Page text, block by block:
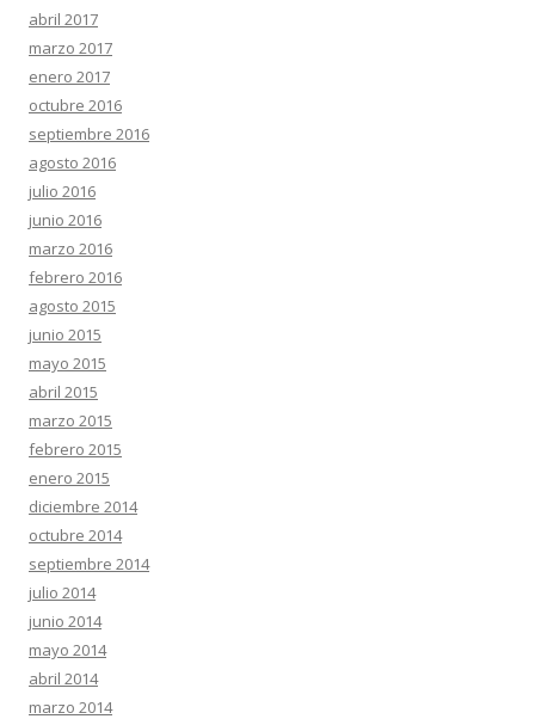
abril 2017
marzo 2017
enero 2017
octubre 2016
septiembre 2016
agosto 2016
julio 2016
junio 2016
marzo 2016
febrero 2016
agosto 2015
junio 2015
mayo 2015
abril 2015
marzo 2015
febrero 2015
enero 2015
diciembre 2014
octubre 2014
septiembre 2014
julio 2014
junio 2014
mayo 2014
abril 2014
marzo 2014